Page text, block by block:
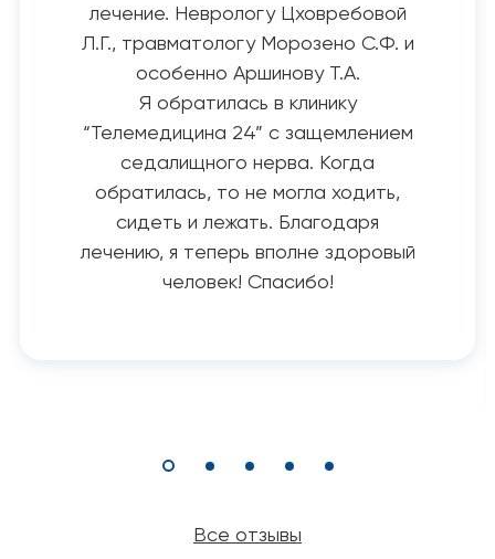
лечение. Неврологу Цховребовой
Л.Г., травматологу Морозено С.Ф. и
особенно Аршинову Т.А.
Я обратилась в клинику
“Телемедицина 24” с защемлением
седалищного нерва. Когда
обратилась, то не могла ходить,
сидеть и лежать. Благодаря
лечению, я теперь вполне здоровый
человек! Спасибо!
Все отзывы